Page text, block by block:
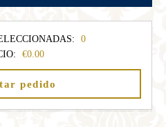
0
0.00
pedido